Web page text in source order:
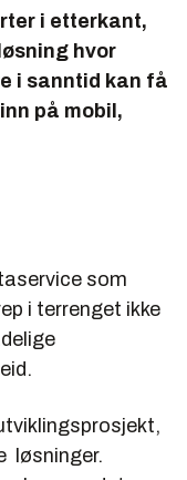
i etterkant,
hvor
i sanntid kan få
på mobil,
som
i terrenget ikke
løsninger.